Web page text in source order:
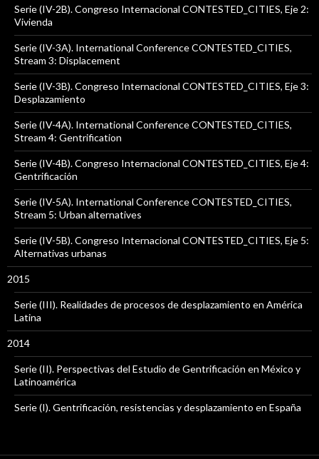
Serie (IV-2B). Congreso Internacional CONTESTED_CITIES, Eje 2:
Vivienda
Serie (IV-3A). International Conference CONTESTED_CITIES,
Stream 3: Displacement
Serie (IV-3B). Congreso Internacional CONTESTED_CITIES, Eje 3:
Desplazamiento
Serie (IV-4A). International Conference CONTESTED_CITIES,
Stream 4: Gentrification
Serie (IV-4B). Congreso Internacional CONTESTED_CITIES, Eje 4:
Gentrificación
Serie (IV-5A). International Conference CONTESTED_CITIES,
Stream 5: Urban alternatives
Serie (IV-5B). Congreso Internacional CONTESTED_CITIES, Eje 5:
Alternativas urbanas
2015
Serie (III). Realidades de procesos de desplazamiento en América
Latina
2014
Serie (II). Perspectivas del Estudio de Gentrificación en México y
Latinoamérica
Serie (I). Gentrificación, resistencias y desplazamiento en España